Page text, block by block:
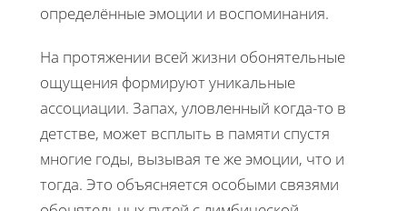
определённые эмоции и воспоминания.
На протяжении всей жизни обонятельные
ощущения формируют уникальные
ассоциации. Запах, уловленный когда-то в
детстве, может всплыть в памяти спустя
многие годы, вызывая те же эмоции, что и
тогда. Это объясняется особыми связями